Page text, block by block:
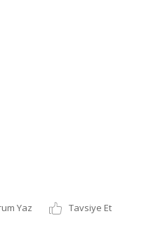
Yaz
Tavsiye Et